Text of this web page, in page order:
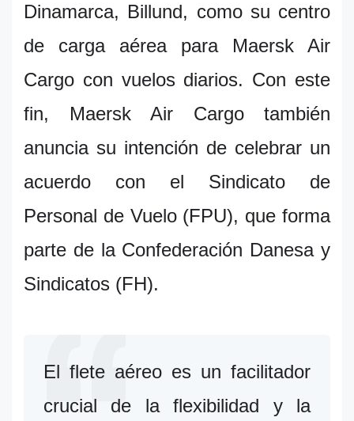
Dinamarca, Billund, como su centro
de carga aérea para Maersk Air
Cargo con vuelos diarios. Con este
fin, Maersk Air Cargo también
anuncia su intención de celebrar un
acuerdo con el Sindicato de
Personal de Vuelo (FPU), que forma
parte de la Confederación Danesa y
Sindicatos (FH).
El flete aéreo es un facilitador
crucial de la flexibilidad y la